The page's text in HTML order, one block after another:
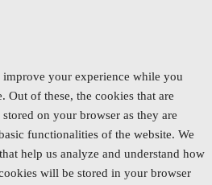
improve your experience while you
Out of these, the cookies that are
on your browser as they are
functionalities of the website. We
help us analyze and understand how
will be stored in your browser